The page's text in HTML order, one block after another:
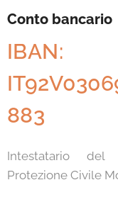
Conto bancario
IBAN:
883
Intestatario del
Protezione Civile